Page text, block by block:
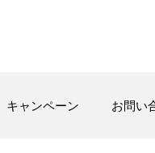
キャンペーン お問い